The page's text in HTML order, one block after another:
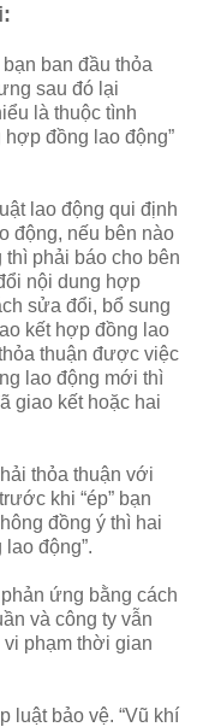
ban đầu thỏa
sau đó lại
là thuộc tình
hợp đồng lao động”
lao động qui định
động, nếu bên nào
phải báo cho bên
nội dung hợp
sửa đổi, bổ sung
kết hợp đồng lao
thuận được việc
lao động mới thì
giao kết hoặc hai
thỏa thuận với
khi “ép” bạn
đồng ý thì hai
động”.
ứng bằng cách
và công ty vẫn
phạm thời gian
luật bảo vệ. “Vũ khí